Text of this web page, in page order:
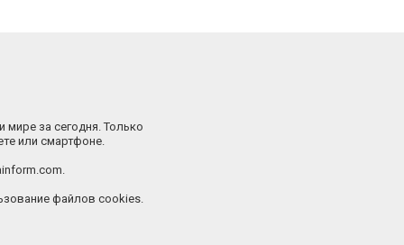
мире за сегодня. Только
или смартфоне.
файлов cookies.